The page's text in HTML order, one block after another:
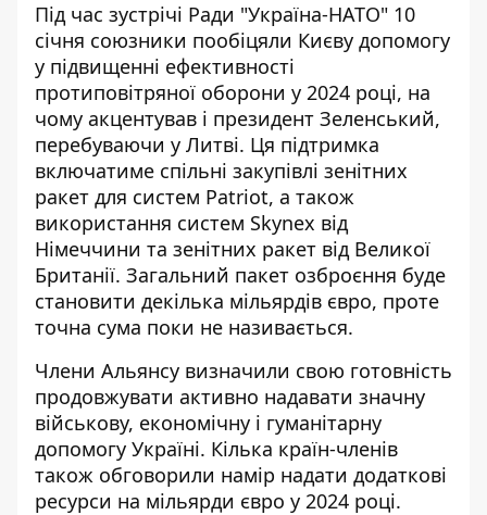
Під час зустрічі Ради "Україна-НАТО" 10
січня союзники пообіцяли Києву допомогу
у підвищенні ефективності
протиповітряної оборони у 2024 році, на
чому акцентував і президент Зеленський,
перебуваючи у Литві. Ця підтримка
включатиме спільні закупівлі зенітних
ракет для систем Patriot, а також
використання систем Skynex від
Німеччини та зенітних ракет від Великої
Британії. Загальний пакет озброєння буде
становити декілька мільярдів євро, проте
точна сума поки не називається.
Члени Альянсу визначили свою готовність
продовжувати активно надавати значну
військову, економічну і гуманітарну
допомогу Україні. Кілька країн-членів
також обговорили намір надати додаткові
ресурси на мільярди євро у 2024 році.